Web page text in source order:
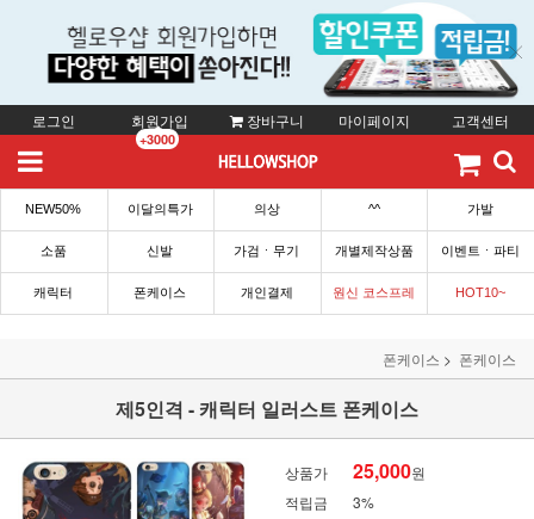
로그인 회원가입
+3000
장바구니 마이페이지 고객센터
NEW50% 이달의특가 의상 ^^ 가발
소품 신발 가검ㆍ무기 개별제작상품 이벤트ㆍ파티
캐릭터 폰케이스 개인결제 원신 코스프레 HOT10~
폰케이스 폰케이스
제5인격 - 캐릭터 일러스트 폰케이스
상품가 25,000원
적립금
3%